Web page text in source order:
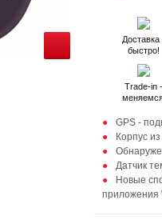
Доставка
быстро!
Trade-in -
GPS -
Корпус
Датчик
Новые
приложения